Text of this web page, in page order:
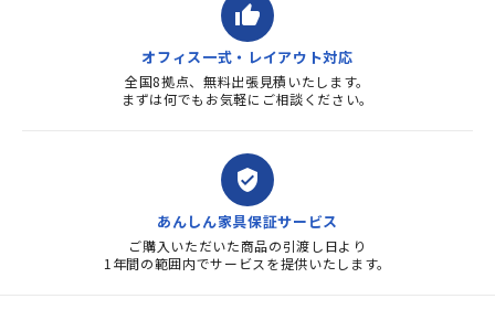
thumb_up
オフィス一式・レイアウト対応
全国8拠点、無料出張見積いたします。
まずは何でもお気軽にご相談ください。
verified_user
あんしん家具保証サービス
ご購入いただいた商品の引渡し日より
1年間の範囲内でサービスを提供いたします。